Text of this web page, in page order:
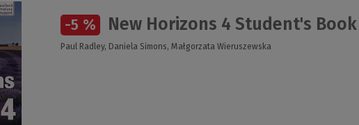
-5 % New Horizons 4 Student's
Paul Radley, Daniela Simons, Małgorzata Wieruszewska